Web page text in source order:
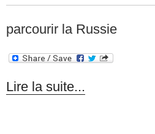
parcourir la Russie
Lire la suite...